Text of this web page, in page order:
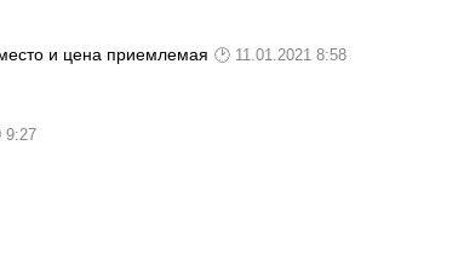
и цена приемлемая 11.01.2021 8:58
9:27